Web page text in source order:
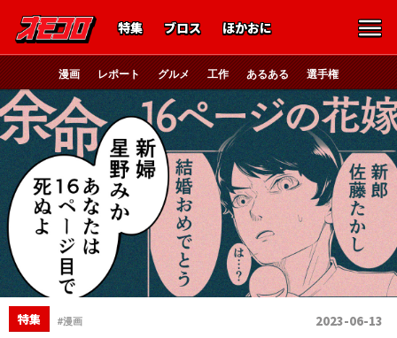
特集 ブロス ほかおに
漫画 レポート グルメ 工作 あるある 選手権
特集 #漫画 2023-06-13